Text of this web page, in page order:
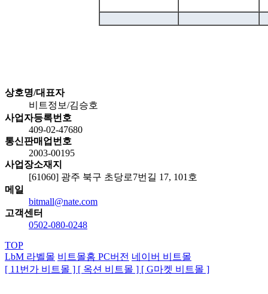
상호명/대표자
비트정보/김승호
사업자등록번호
409-02-47680
통신판매업번호
2003-00195
사업장소재지
[61060] 광주 북구 초당로7번길 17, 101호
메일
bitmall@nate.com
고객센터
0502-080-0248
TOP
LbM 라벨몰 비트몰홈 PC버전 네이버 비트몰
[ 11번가 비트몰 ] [ 옥션 비트몰 ] [ G마켓 비트몰 ]